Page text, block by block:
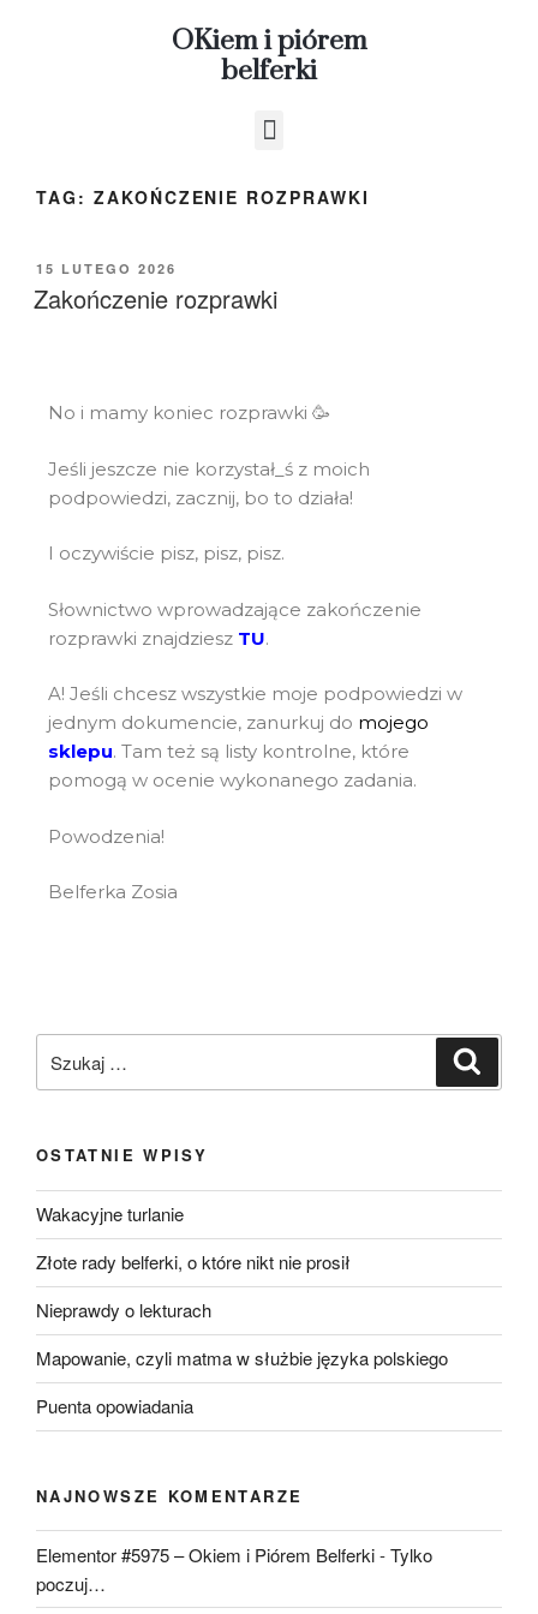
OKiem i piórem
belferki
TAG: ZAKOŃCZENIE ROZPRAWKI
15 LUTEGO 2026
Zakończenie rozprawki
No i mamy koniec rozprawki 🥳
Jeśli jeszcze nie korzystał_ś z moich
podpowiedzi, zacznij, bo to działa!
I oczywiście pisz, pisz, pisz.
Słownictwo wprowadzające zakończenie
rozprawki znajdziesz TU.
A! Jeśli chcesz wszystkie moje podpowiedzi w
jednym dokumencie, zanurkuj do mojego
sklepu. Tam też są listy kontrolne, które
pomogą w ocenie wykonanego zadania.
Powodzenia!
Belferka Zosia
OSTATNIE WPISY
Wakacyjne turlanie
Złote rady belferki, o które nikt nie prosił
Nieprawdy o lekturach
Mapowanie, czyli matma w służbie języka polskiego
Puenta opowiadania
NAJNOWSZE KOMENTARZE
Elementor #5975 – Okiem i Piórem Belferki-Tylko
poczuj…